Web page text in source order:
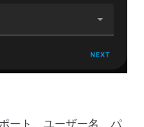
ート、ユーザー名、パ